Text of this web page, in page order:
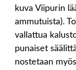
kuva Viipurin
ammutuista).
vallattua
punaiset
nostetaan